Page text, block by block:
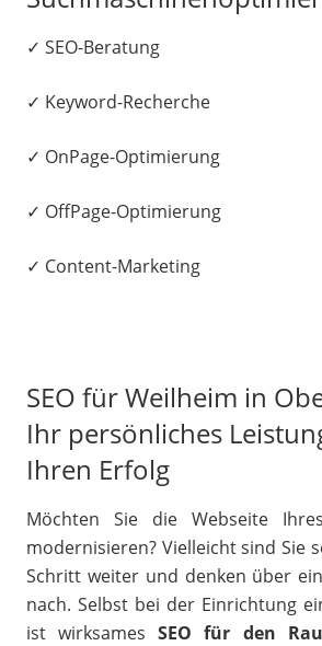
✓ SEO-Beratung
✓ Keyword-Recherche
✓ OnPage-Optimierung
✓ OffPage-Optimierung
✓ Content-Marketing
SEO für Weilheim in
Ihr persönliches
Ihren Erfolg
Möchten Sie die Webseite
modernisieren? Vielleicht sind Sie
Schritt weiter und denken über
nach. Selbst bei der Einrichtung
ist wirksamesSEO für den